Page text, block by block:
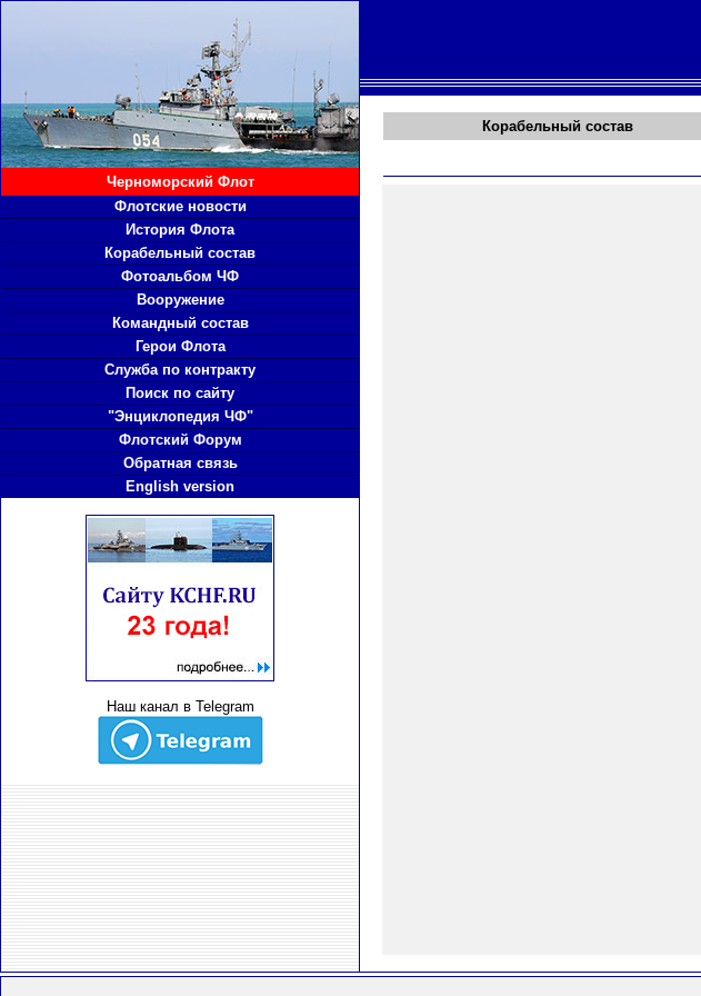
Черноморский Флот
Флотские новости
История Флота
Корабельный состав
Фотоальбом ЧФ
Вооружение
Командный состав
Герои Флота
Служба по контракту
Поиск по сайту
"Энциклопедия ЧФ"
Флотский Форум
Обратная связь
English version
Наш канал в Telegram
Корабельный состав